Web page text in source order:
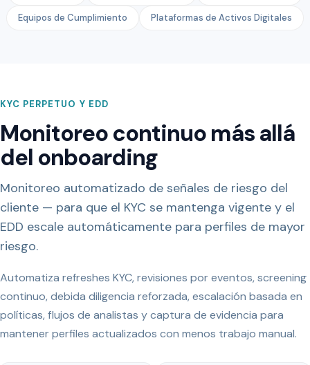
Equipos de Cumplimiento Plataformas de Activos Digitales
KYC PERPETUO Y EDD
Monitoreo continuo más allá
del onboarding
Monitoreo automatizado de señales de riesgo del
cliente — para que el KYC se mantenga vigente y el
EDD escale automáticamente para perfiles de mayor
riesgo.
Automatiza refreshes KYC, revisiones por eventos, screening
continuo, debida diligencia reforzada, escalación basada en
políticas, flujos de analistas y captura de evidencia para
mantener perfiles actualizados con menos trabajo manual.